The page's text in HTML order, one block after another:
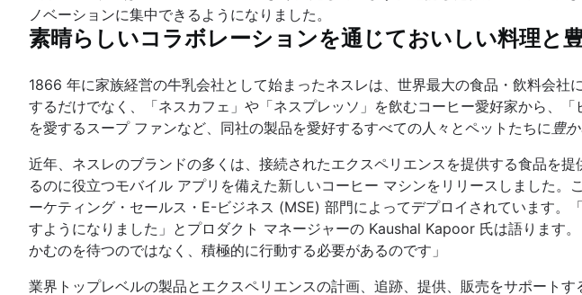
ノベーションに集中できるようになりました。
素晴らしいコラボレーションを通じておいしい料理と
1866 年に家族経営の牛乳会社として始まったネスレは、世界最大の食品・飲料会
するだけでなく、「ネスカフェ」や「ネスプレッソ」を飲むコーヒー愛好家から、
を愛するスープ ファンなど、同社の製品を愛好するすべての人々とペットたちに 豊
近年、ネスレのブランドの多くは、接続されたエクスペリエンスを提供する食品を
るのに役立つモバイル アプリを備えた新しいコーヒー マシンをリリースしました
ーケティング・セールス・E-ビジネス (MSE) 部門によってデプロイされています
すようになりました」とプロダクト マネージャーの Kaushal Kapoor 氏は語ります
かむのを待つのではなく、積極的に行動する必要があるのです」
業界トップレベルの製品とエクスペリエンスの計画、追跡、提供、販売をサポート